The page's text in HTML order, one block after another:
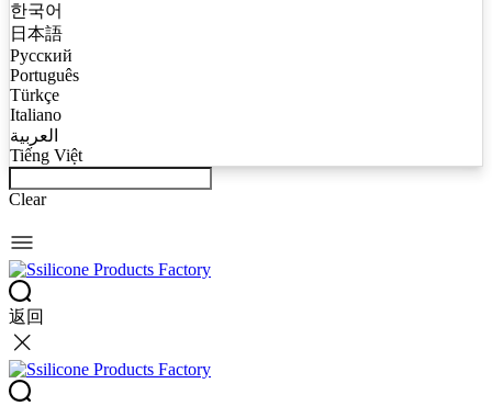
한국어
日本語
Русский
Português
Türkçe
Italiano
العربية
Tiếng Việt
Clear
返回